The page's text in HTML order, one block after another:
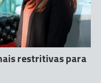
restritivas para